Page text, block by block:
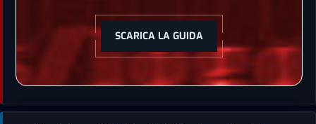
SCARICA LA GUIDA